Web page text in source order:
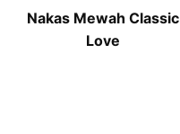
Nakas Mewah Classic
Love